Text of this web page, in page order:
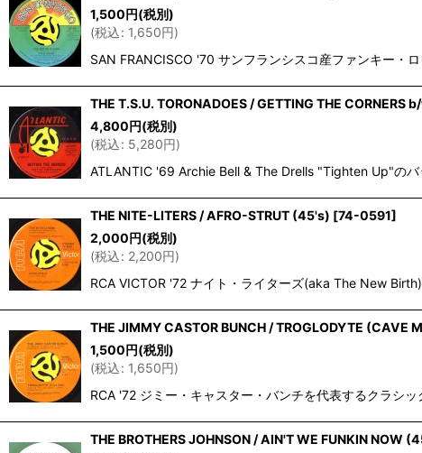
1,500円(税別)
(税込: 1,650円)
SAN FRANCISCO '70 サンフランシスコ産ファンキー・
THE T.S.U. TORONADOES / GETTING THE CORNERS
4,800円(税別)
(税込: 5,280円)
ATLANTIC '69 Archie Bell & The Drells "Tighten Up"の
THE NITE-LITERS / AFRO-STRUT (45's) [74-0591]
2,000円(税別)
(税込: 2,200円)
RCA VICTOR '72 ナイト・ライターズ(aka The New
THE JIMMY CASTOR BUNCH / TROGLODYTE (CAVE
1,500円(税別)
(税込: 1,650円)
RCA '72 ジミー・キャスター・バンチを代表するクラシ
THE BROTHERS JOHNSON / AIN'T WE FUNKIN NOW